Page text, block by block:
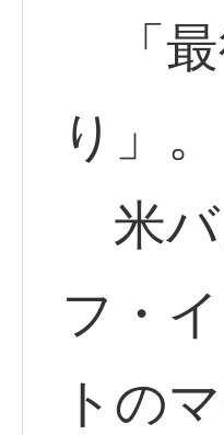
「最
り」。
米バ
フ・
トの